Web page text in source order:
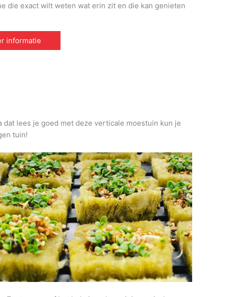
die exact wilt weten wat erin zit en die kan genieten
informatie
lees je goed met deze verticale moestuin kun je
tuin!